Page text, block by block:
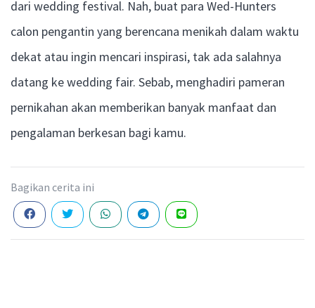
dari wedding festival. Nah, buat para Wed-Hunters
calon pengantin yang berencana menikah dalam waktu
dekat atau ingin mencari inspirasi, tak ada salahnya
datang ke wedding fair. Sebab, menghadiri pameran
pernikahan akan memberikan banyak manfaat dan
pengalaman berkesan bagi kamu.
Bagikan cerita ini